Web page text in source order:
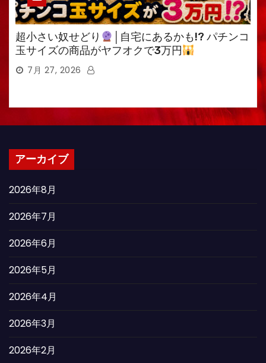
超小さい奴せどり
│自宅にあるかも!? パチンコ
玉サイズの商品がヤフオクで3万円
7月 27, 2026
アーカイブ
2026年8月
2026年7月
2026年6月
2026年5月
2026年4月
2026年3月
2026年2月